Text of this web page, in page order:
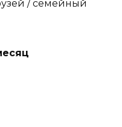
/ семейный